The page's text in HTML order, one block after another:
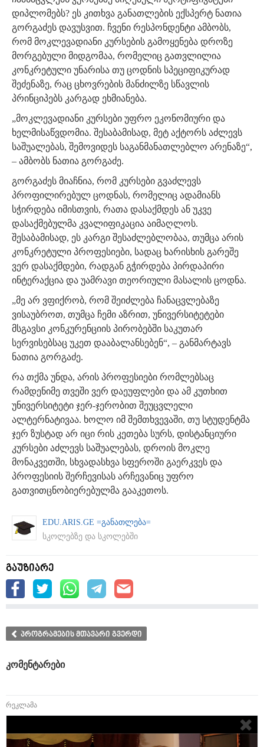
დიპლომებს? ეს კითხვა განათლების ექსპერტ ნათია
გორგაძეს დავუსვით. ჩვენი რესპონდენტი ამბობს,
რომ მოკლევადიანი კურსების გამოყენება დროზე
მორგებული მიდგომაა, რომელიც გათვლილია
კონკრეტული უნარისა თუ ცოდნის სპეციფიკურად
შეძენაზე, რაც ცხოვრების მანძილზე სწავლის
პრინციპებს კარგად ეხმიანება.
„მოკლევადიანი კურსები უფრო ეკონომიური და
ხელმისაწვდომია. შესაბამისად, მეტ აქტორს აძლევს
საშუალებას, შემოვიდეს საგანმანათლებლო არენაზე“,
– ამბობს ნათია გორგაძე.
გორგაძეს მიაჩნია, რომ კურსები გვაძლევს
პროფილირებულ ცოდნას, რომელიც ადამიანს
სჭირდება იმისთვის, რათა დასაქმდეს ან უკვე
დასაქმებულმა კვალიფიკაცია აიმაღლოს.
შესაბამისად, ეს კარგი შესაძლებლობაა, თუმცა არის
კონკრეტული პროფესიები, სადაც ხარისხის გარეშე
ვერ დასაქმდები, რადგან გჭირდება პირდაპირი
ინტერაქცია და უამრავი თეორიული მასალის ცოდნა.
„მე არ ვფიქრობ, რომ შეიძლება ჩანაცვლებაზე
ვისაუბროთ, თუმცა ჩემი აზრით, უნივერსიტეტები
მსგავსი კონკურენციის პირობებში საკუთარ
სერვისებსაც უკეთ დააბალანსებენ“, – განმარტავს
ნათია გორგაძე.
რა თქმა უნდა, არის პროფესიები რომლებსაც
რამდენიმე თვეში ვერ დაეუფლები და ამ კუთხით
უნივერსიტეტი ჯერ-ჯერობით შეუცვლელი
ალტერნატივაა. ხოლო იმ შემთხვევაში, თუ სტუდენტმა
ჯერ ზუსტად არ იცი რის კეთება სურს, დისტანციური
კურსები აძლევს საშუალებას, დროის მოკლე
მონაკვეთში, სხვადასხვა სფეროში გაერკვეს და
პროფესიის შერჩევისას არჩევანიც უფრო
გათვითცნობიერებულმა გააკეთოს.
EDU.ARIS.GE =განათლება=
სკოლებზე და სკოლებში
გაუზიარე
პროგრამების მთავარი გვერდი
კომენტარები
რეკლამა